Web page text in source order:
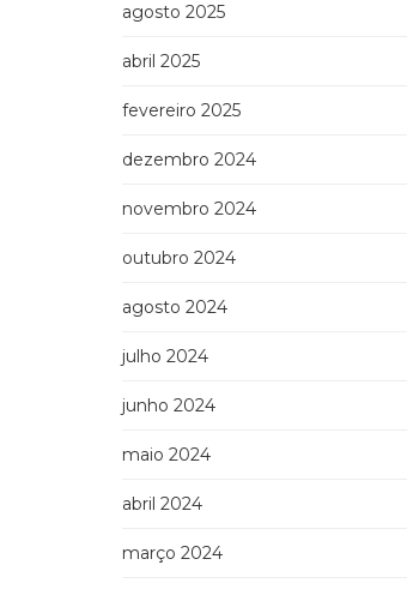
agosto 2025
abril 2025
fevereiro 2025
dezembro 2024
novembro 2024
outubro 2024
agosto 2024
julho 2024
junho 2024
maio 2024
abril 2024
março 2024